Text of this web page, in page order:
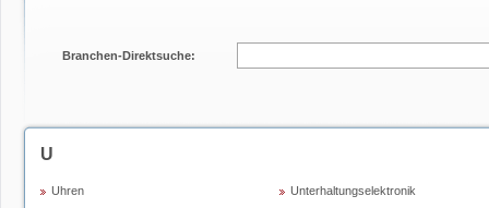
Branchen-Direktsuche:
U
Uhren
Unterhaltungselektronik